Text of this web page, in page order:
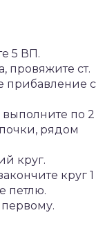
5 ВП.
провяжите ст.
прибавление с
выполните по 2
рядом
круг.
круг 1
петлю.